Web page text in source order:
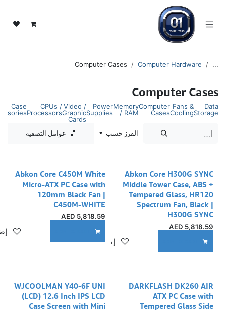
...
Computer Hardware
Computer Cases
Computer Cases
Data
Storage
Fans &
Cooling
Computer
Cases
Memory
/ RAM
Power
Supplies
Video /
Graphic
Cards
CPUs /
Processors
Case
الفرز حسب عوامل التصفية
Abkon Core H300G SYNC
Middle Tower Case, ABS +
Tempered Glass, HR120
Spectrum Fan, Black |
H300G SYNC
5,818.59
إضافة إلى قائمة الأمنيات
Abkon Core C450M White
Micro-ATX PC Case with
120mm Black Fan |
C450M-WHITE
5,818.59
DARKFLASH DK260 AIR
ATX PC Case with
Tempered Glass Side
WJCOOLMAN Y40-6F UNI
(LCD) 12.6 Inch IPS LCD
Case Screen with Mini